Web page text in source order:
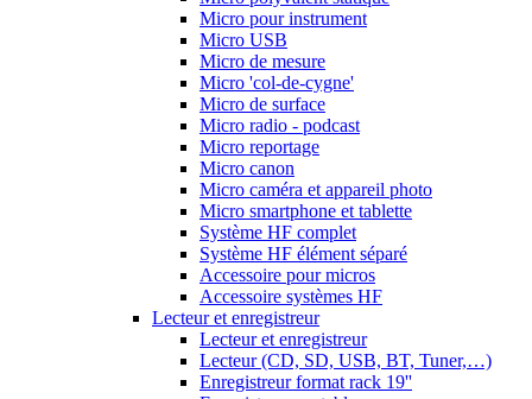
Micro pour instrument
Micro USB
Micro de mesure
Micro 'col-de-cygne'
Micro de surface
Micro radio - podcast
Micro reportage
Micro canon
Micro caméra et appareil photo
Micro smartphone et tablette
Système HF complet
Système HF élément séparé
Accessoire pour micros
Accessoire systèmes HF
Lecteur et enregistreur
Lecteur et enregistreur
Lecteur (CD, SD, USB, BT, Tuner,…)
Enregistreur format rack 19''